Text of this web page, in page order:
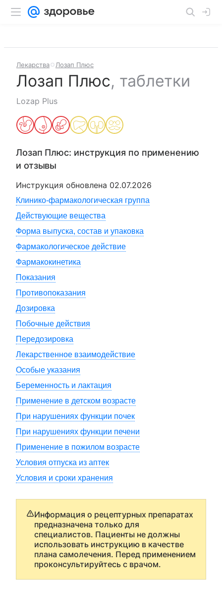
Лекарства Лозап Плюс
Лозап Плюс, таблетки
Lozap Plus
Лозап Плюс: инструкция по применению
и отзывы
Инструкция обновлена 02.07.2026
Клинико-фармакологическая группа
Действующие вещества
Форма выпуска, состав и упаковка
Фармакологическое действие
Фармакокинетика
Показания
Противопоказания
Дозировка
Побочные действия
Передозировка
Лекарственное взаимодействие
Особые указания
Беременность и лактация
Применение в детском возрасте
При нарушениях функции почек
При нарушениях функции печени
Применение в пожилом возрасте
Условия отпуска из аптек
Условия и сроки хранения
Информация о рецептурных препаратах
предназначена только для
специалистов. Пациенты не должны
использовать инструкцию в качестве
плана самолечения. Перед применением
проконсультируйтесь с врачом.